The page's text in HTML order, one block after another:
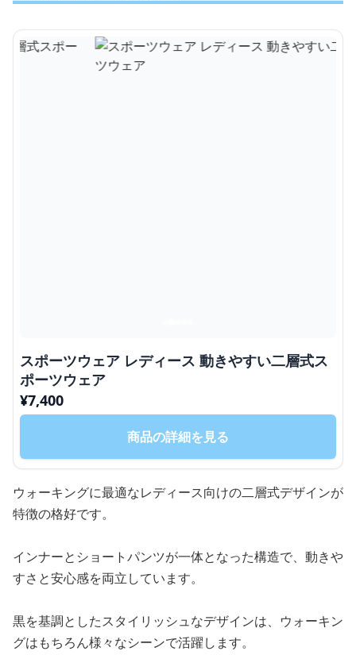
スポーツウェア レディース 動きやすい二層式ス
ポーツウェア
¥7,400
商品の詳細を見る
ウォーキングに最適なレディース向けの二層式デザインが
特徴の格好です。
インナーとショートパンツが一体となった構造で、動きや
すさと安心感を両立しています。
黒を基調としたスタイリッシュなデザインは、ウォーキン
グはもちろん様々なシーンで活躍します。